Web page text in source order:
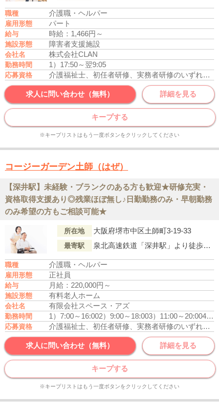
職種 介護職・ヘルパー
雇用形態 パート
給与 時給：1,466円～
施設形態 障害者支援施設
会社名 株式会社CLAN
勤務時間 1）17:50～翌9:05
応募資格 介護福祉士、初任者研修、実務者研修のいずれかの資格をお持ちの方
求人に問い合わせ（無料） 詳細を見る
キープする
※キープリストはもう一度ボタンをクリックしてください
コージーガーデン土師（はぜ）
【深井駅】未経験・ブランクのある方も歓迎★研修充実・
資格取得支援あり◎残業ほぼ無し♪日勤勤務のみ・早朝勤務
のみ希望の方もご相談可能★
所在地 大阪府堺市中区土師町3-19-33
最寄駅 泉北高速鉄道「深井駅」より徒歩13分
職種 介護職・ヘルパー
雇用形態 正社員
給与 月給：220,000円～
施設形態 有料老人ホーム
会社名 有限会社スペース・アズ
勤務時間 1）7:00～16:002）9:00～18:003）11:00～20:004）16:00～翌9:00
応募資格 介護福祉士、初任者研修、実務者研修のいずれかの資格をお持ちの方
求人に問い合わせ（無料） 詳細を見る
キープする
※キープリストはもう一度ボタンをクリックしてください